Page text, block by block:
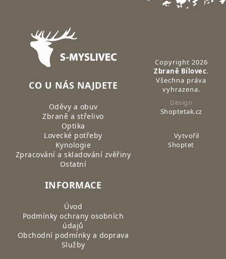
Zápatí
CO U NÁS NAJDETE
Oděvy a obuv
Zbraně a střelivo
Optika
Lovecké potřeby
Kynologie
Zpracování a skladování zvěřiny
Ostatní
INFORMACE
Úvod
Podmínky ochrany osobních
údajů
Obchodní podmínky a doprava
Služby
Copyright 2026
Zbraně Bílovec.
Všechna práva
vyhrazena.
Design
Shoptetak.cz
Vytvořil
Shoptet